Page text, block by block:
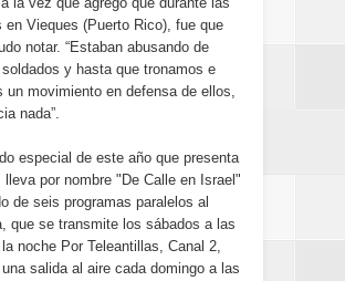
en Vieques (Puerto Rico), fue que
notar. “Estaban abusando de
y hasta que tronamos e
un movimiento en defensa de ellos,
nada”.
especial de este año que presenta
lleva por nombre "De Calle en Israel"
de seis programas paralelos al
que se transmite los sábados a las
noche Por Teleantillas, Canal 2,
salida al aire cada domingo a las